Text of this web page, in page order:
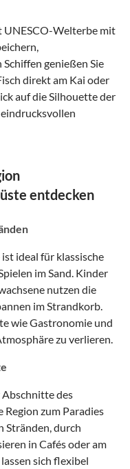
UNESCO-Welterbe mit
genießen Sie
direkt am Kai oder
auf die Silhouette der
entdecken
ideal für klassische
im Sand. Kinder
nutzen die
im Strandkorb.
wie Gastronomie und
zu verlieren.
des
Region zum Paradies
Stränden, durch
in Cafés oder am
sich flexibel